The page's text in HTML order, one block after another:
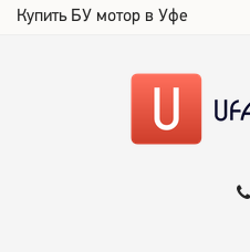
Купить БУ мотор в Уфе